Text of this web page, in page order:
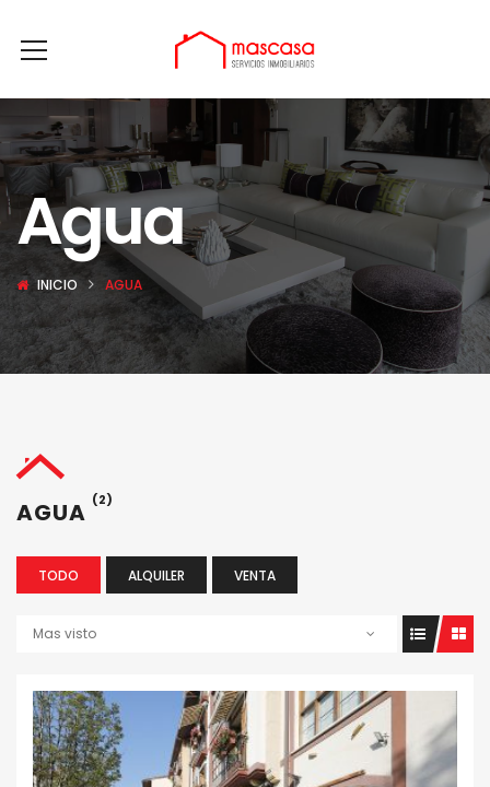
Agua
INICIO AGUA
AGUA (2)
TODO ALQUILER VENTA
Mas visto